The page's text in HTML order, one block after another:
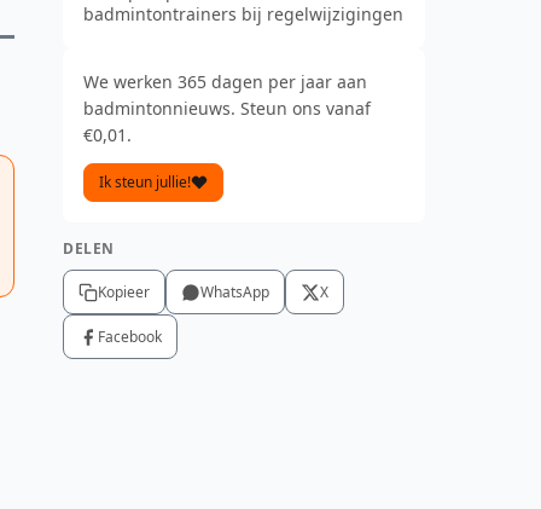
badmintontrainers bij regelwijzigingen
We werken 365 dagen per jaar aan
badmintonnieuws. Steun ons vanaf
€0,01.
Ik steun jullie!
DELEN
Kopieer WhatsApp X
Facebook